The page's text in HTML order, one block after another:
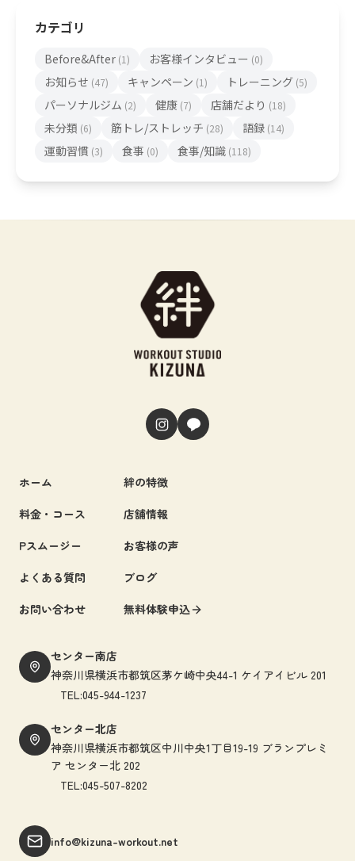
カテゴリ
Before&After (1) お客様インタビュー (0)
お知らせ (47) キャンペーン (1) トレーニング (5)
パーソナルジム (2) 健康 (7) 店舗だより (18)
未分類 (6) 筋トレ/ストレッチ (28) 語録 (14)
運動習慣 (3) 食事 (0) 食事/知識 (118)
ホーム
絆の特徴
料金・コース
店舗情報
Pスムージー
お客様の声
よくある質問
ブログ
お問い合わせ
無料体験申込
センター南店
神奈川県横浜市都筑区茅ケ崎中央44-1 ケイアイビル 201
TEL:045-944-1237
センター北店
神奈川県横浜市都筑区中川中央1丁目19-19 ブランプレミ
ア センター北 202
TEL:045-507-8202
info@kizuna-workout.net